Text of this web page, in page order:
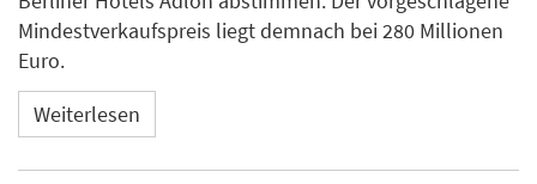
Mindestverkaufspreis liegt demnach bei 280 Millionen
Euro.
Weiterlesen